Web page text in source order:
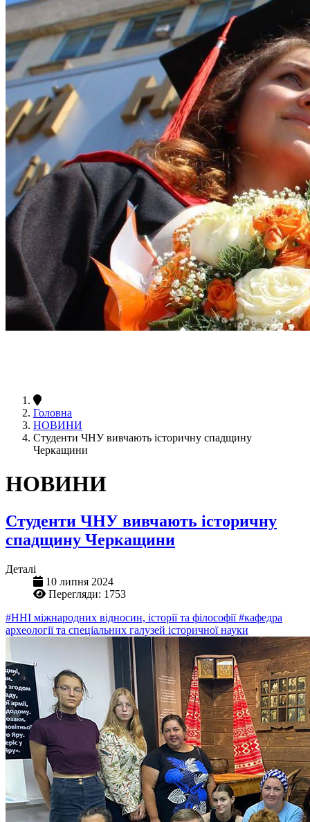
Головна
НОВИНИ
Студенти ЧНУ вивчають історичну спадщину
Черкащини
НОВИНИ
Студенти ЧНУ вивчають історичну
спадщину Черкащини
Деталі
10 липня 2024
Перегляди: 1753
#ННІ міжнародних відносин, історії та філософії#кафедра
археології та спеціальних галузей історичної науки